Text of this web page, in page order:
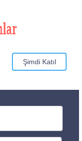
Şimdi Katıl